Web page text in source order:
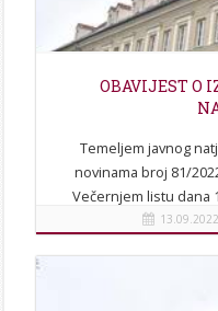
OBAVIJEST O
Temeljem javnog
novinama broj 81/
Večernjem listu dana
13.09.2022